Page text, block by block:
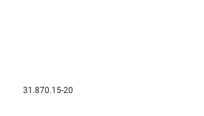
31.870.15-20